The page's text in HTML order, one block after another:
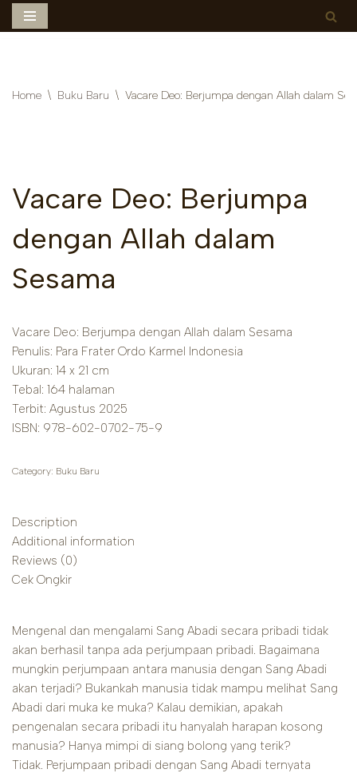
Home \ Buku Baru \ Vacare Deo: Berjumpa dengan Allah dalam
Vacare Deo: Berjumpa
dengan Allah dalam
Sesama
Vacare Deo: Berjumpa dengan Allah dalam Sesama
Penulis: Para Frater Ordo Karmel Indonesia
Ukuran: 14 x 21 cm
Tebal: 164 halaman
Terbit: Agustus 2025
ISBN: 978-602-0702-75-9
Category: Buku Baru
Description
Additional information
Reviews (0)
Cek Ongkir
Mengenal dan mengalami Sang Abadi secara pribadi tidak
akan berhasil tanpa ada perjumpaan pribadi. Bagaimana
mungkin perjumpaan antara manusia dengan Sang Abadi
akan terjadi? Bukankah manusia tidak mampu melihat Sang
Abadi dari muka ke muka? Kalau demikian, apakah
pengenalan secara pribadi itu hanyalah harapan kosong
manusia? Hanya mimpi di siang bolong yang terik?
Tidak. Perjumpaan pribadi dengan Sang Abadi ternyata